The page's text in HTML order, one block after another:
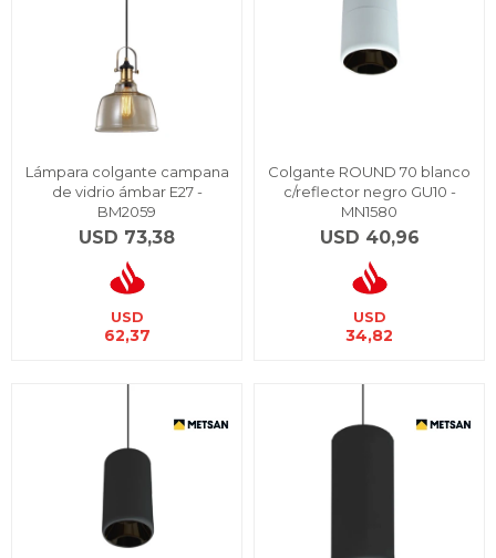
Lámpara colgante campana
de vidrio ámbar E27 -
BM2059
USD 73,38
USD
62,37
Colgante ROUND 70 blanco
c/reflector negro GU10 -
MN1580
USD 40,96
USD
34,82